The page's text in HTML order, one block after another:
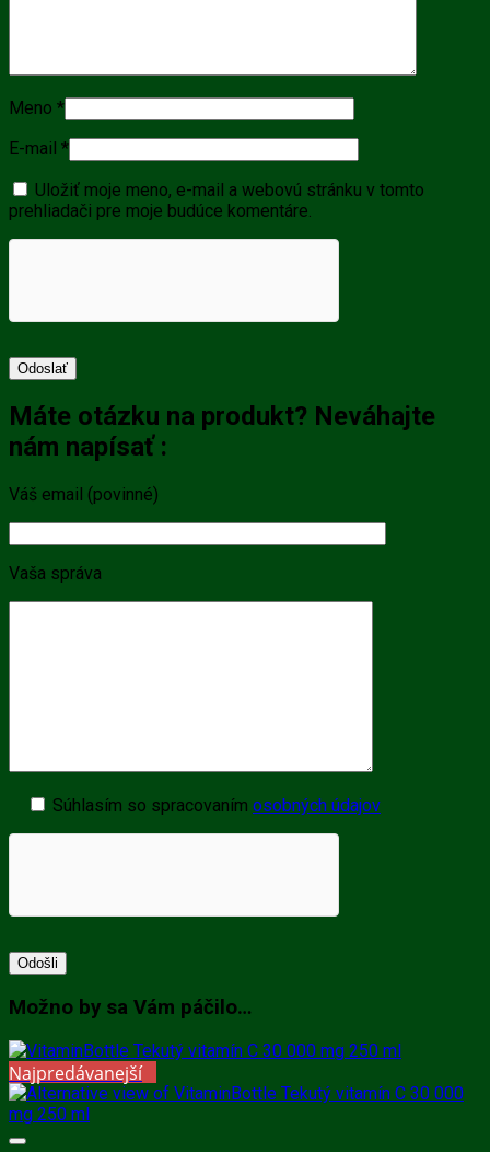
Meno *
E-mail *
Uložiť moje meno, e-mail a webovú stránku v tomto
prehliadači pre moje budúce komentáre.
Máte otázku na produkt? Neváhajte
nám napísať :
Váš email (povinné)
Vaša správa
Súhlasím so spracovaním osobných údajov
Možno by sa Vám páčilo…
Najpredávanejší